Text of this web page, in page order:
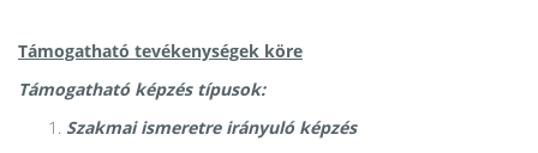
Támogatható tevékenységek köre
Támogatható képzés típusok:
Szakmai ismeretre irányuló képzés